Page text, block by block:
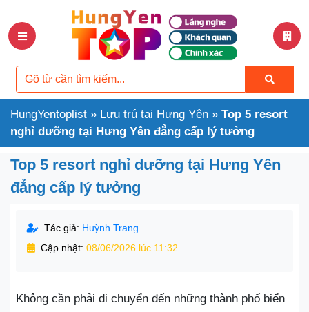
HungYentoplist » Lưu trú tại Hưng Yên » Top 5 resort
nghỉ dưỡng tại Hưng Yên đẳng cấp lý tưởng
Top 5 resort nghỉ dưỡng tại Hưng Yên
đẳng cấp lý tưởng
Tác giả: Huỳnh Trang
Cập nhật: 08/06/2026 lúc 11:32
Không cần phải di chuyển đến những thành phố biển